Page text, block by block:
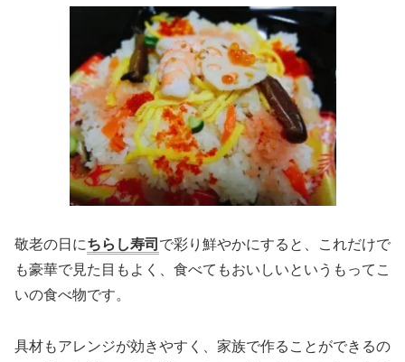
敬老の日にちらし寿司 で彩り鮮やかにすると、これだけで
も豪華で見た目もよく、食べてもおいしいというもってこ
いの食べ物です。
具材もアレンジが効きやすく、家族で作ることができるの